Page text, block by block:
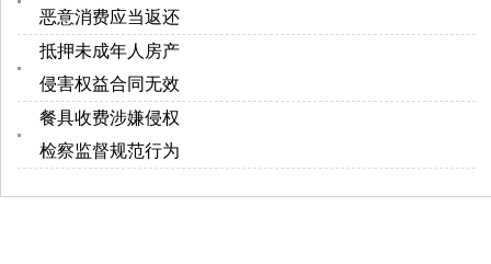
恶意消费应当返还
抵押未成年人房产
侵害权益合同无效
餐具收费涉嫌侵权
检察监督规范行为